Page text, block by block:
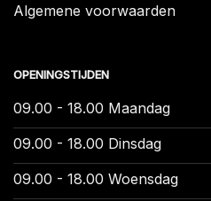
Algemene voorwaarden
OPENINGSTIJDEN
09.00 - 18.00 Maandag
09.00 - 18.00 Dinsdag
09.00 - 18.00 Woensdag